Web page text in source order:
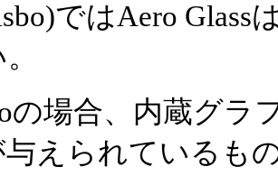
ではAero Glass
の場合、内蔵グラ
与えられているも